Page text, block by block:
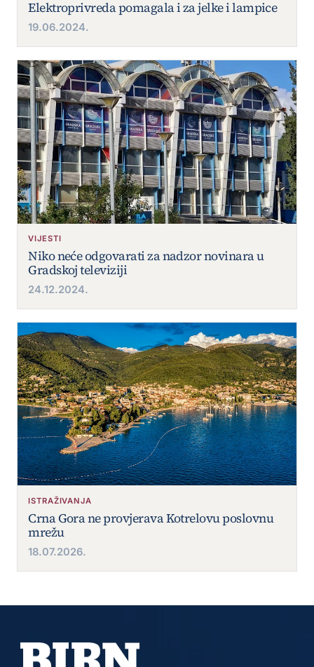
Elektroprivreda pomagala i za jelke i lampice
19.06.2024.
VIJESTI
Niko neće odgovarati za nadzor novinara u
Gradskoj televiziji
24.12.2024.
ISTRAŽIVANJA
Crna Gora ne provjerava Kotrelovu poslovnu
mrežu
18.07.2026.